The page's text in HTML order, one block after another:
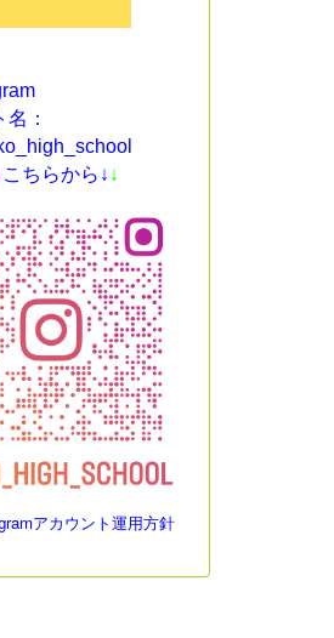
：
こちらから↓ ↓
アカウント運用方針